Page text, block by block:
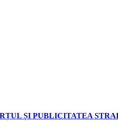
ȘI PUBLICITATEA